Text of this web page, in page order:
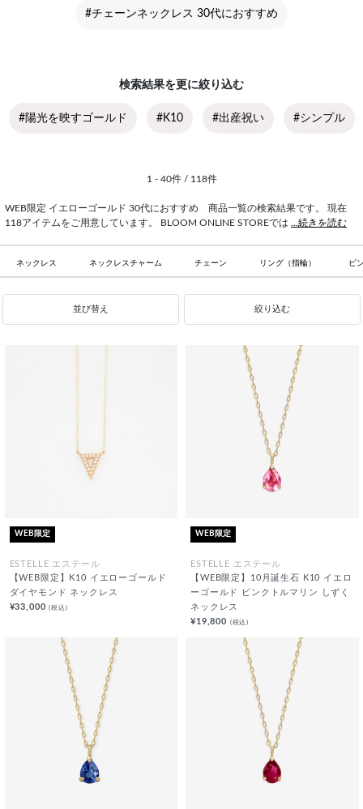
#チェーンネックレス 30代におすすめ
検索結果を更に絞り込む
#陽光を映すゴールド #K10 #出産祝い #シンプル
1 - 40件 / 118件
WEB限定 イエローゴールド 30代におすすめ 商品一覧の検索結果です。 現在
118アイテムをご用意しています。 BLOOM ONLINE STOREでは ...続きを読む
ネックレス ネックレスチャーム チェーン リング（指輪） ピ
並び替え 絞り込む
WEB限定
ESTELLE エステール
【WEB限定】K10 イエローゴールド
ダイヤモンド ネックレス
¥33,000(税込)
WEB限定
ESTELLE エステール
【WEB限定】10月誕生石 K10 イエロ
ーゴールド ピンクトルマリン しずく
ネックレス
¥19,800 (税込)